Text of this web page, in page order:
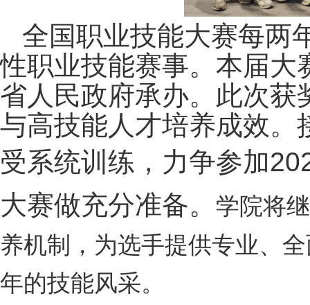
全国职业技能大赛每两
性职业技能赛事。本届大
省人民政府承办。此次
与高技能人才培养成效。
受系统训 练，力争参加
大赛做充分准备。
学院将
养机制，为选手提供专业、
年的技能风采。